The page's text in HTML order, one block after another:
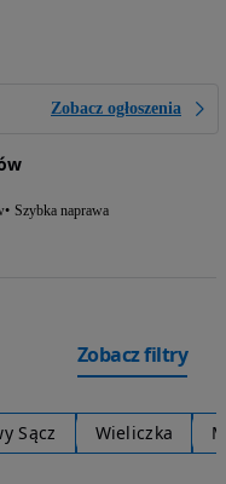
Zobacz ogłoszenia
Szybka naprawa
Zobacz filtry
Sącz Wieliczka